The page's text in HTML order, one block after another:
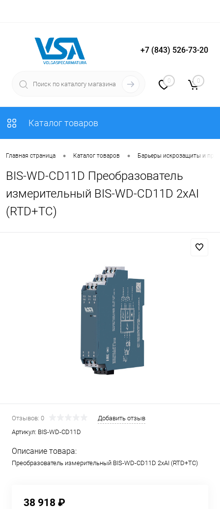
Вход Регистрация
+7 (843) 526-73-20
0 0
Каталог товаров
Главная страница • Каталог товаров • Барьеры искрозащиты и
BIS-WD-CD11D Преобразователь
измерительный BIS-WD-CD11D 2хAI
(RTD+TC)
Отзывов: 0
Добавить отзыв
Артикул: BIS-WD-CD11D
Описание товара:
Преобразователь измерительный BIS-WD-CD11D 2хAI (RTD+TC)
38 918 ₽